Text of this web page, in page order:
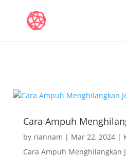
Cara Ampuh
Cara Ampuh
by riannam | Mar 22, 2024|
Cara Ampuh Menghilangkan